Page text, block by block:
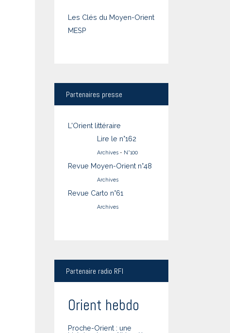
Les Clés du Moyen-Orient
MESP
Partenaires presse
L'Orient littéraire
Lire le n°162
Archives - N°100
Revue Moyen-Orient n°48
Archives
Revue Carto n°61
Archives
Partenaire radio RFI
Orient hebdo
Proche-Orient : une